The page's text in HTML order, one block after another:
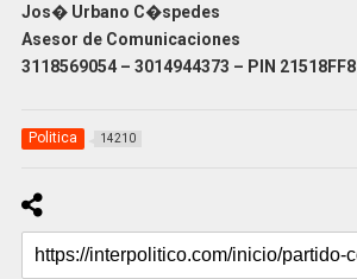
Jos� Urbano C�spedes
Asesor de Comunicaciones
3118569054 – 3014944373 – PIN 21518FF8
Politica 14210